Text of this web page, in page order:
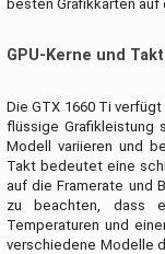
besten Grafikkarten auf
GPU-Kerne und
Die GTX 1660 Ti
flüssige Grafikleistung
Modell variieren und
Takt bedeutet eine
auf die Framerate und
zu beachten, dass
Temperaturen und
verschiedene Modelle